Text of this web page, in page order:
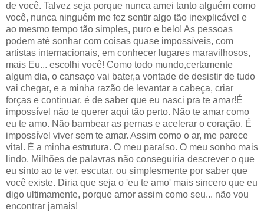
de você. Talvez seja porque nunca amei tanto alguém como
você, nunca ninguém me fez sentir algo tão inexplicável e
ao mesmo tempo tão simples, puro e belo! As pessoas
podem até sonhar com coisas quase impossíveis, com
artistas internacionais, em conhecer lugares maravilhosos,
mais Eu... escolhi você! Como todo mundo,certamente
algum dia, o cansaço vai bater,a vontade de desistir de tudo
vai chegar, e a minha razão de levantar a cabeça, criar
forças e continuar, é de saber que eu nasci pra te amar!É
impossível não te querer aqui tão perto. Não te amar como
eu te amo. Não bambear as pernas e acelerar o coração. É
impossível viver sem te amar. Assim como o ar, me parece
vital. É a minha estrutura. O meu paraíso. O meu sonho mais
lindo. Milhões de palavras não conseguiria descrever o que
eu sinto ao te ver, escutar, ou simplesmente por saber que
você existe. Diria que seja o 'eu te amo' mais sincero que eu
digo ultimamente, porque amor assim como seu... não vou
encontrar jamais!